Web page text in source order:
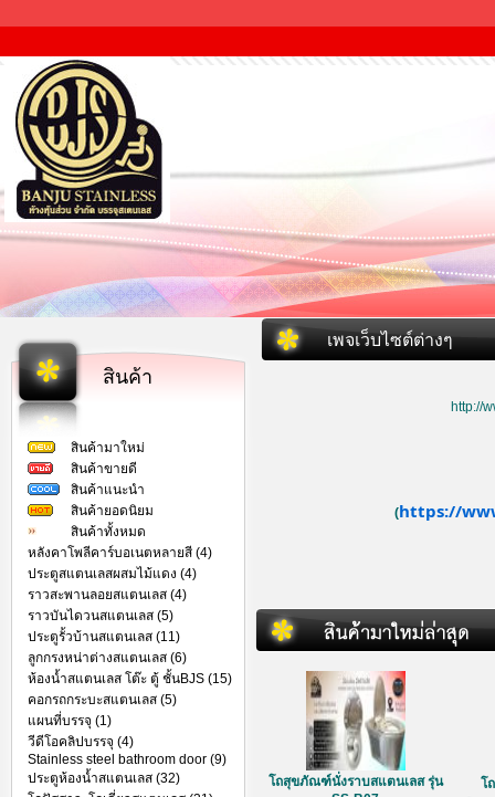
สินค้า
สินค้ามาใหม่
สินค้าขายดี
สินค้าแนะนำ
สินค้ายอดนิยม
สินค้าทั้งหมด
หลังคาโพลีคาร์บอเนตหลายสี (4)
ประตูสแตนเลสผสมไม้แดง (4)
ราวสะพานลอยสแตนเลส (4)
ราวบันไดวนสแตนเลส (5)
ประตูรั้วบ้านสแตนเลส (11)
ลูกกรงหน่าต่างสแตนเลส (6)
ห้องน้ำสแตนเลส โต๊ะ ตู้ ชั้นBJS (15)
คอกรถกระบะสแตนเลส (5)
แผนที่บรรจุ (1)
วีดีโอคลิปบรรจุ (4)
Stainless steel bathroom door (9)
ประตูห้องน้ำสแตนเลส (32)
เพจเว็บไซต์ต่างๆ
http://
(https://
โถสุขภัณฑ์นั่งราบสแตนเลส รุ่น
โ